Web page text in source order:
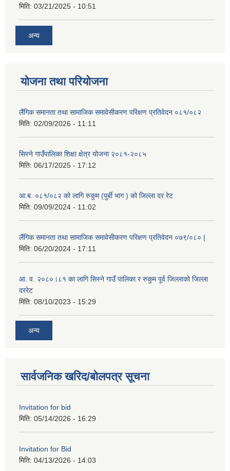
मिति: 03/21/2025 - 10:51
अन्य
योजना तथा परियोजना
लैंगिक समानता तथा सामाजिक समावेसीकरण परिक्षण प्रतिवेदन ०८१/०८२
मिति: 02/09/2026 - 11:11
सिस्ने गाउँपालिका शिक्षा क्षेत्र योजना २०८१-२०८५
मिति: 06/17/2025 - 17:12
आ.ब. ०८१/०८२ को लागि रुकुम (पुर्बी भाग ) को जिल्ला दर रेट
मिति: 09/09/2024 - 11:02
लैंगिक समानता तथा सामाजिक समावेसीकरण परिक्षण प्रतिवेदन ०७९/०८० |
मिति: 06/20/2024 - 17:11
आ. व. २०८०।८१ का लागि सिस्ने गाउँ पालिका र रुकुम पूर्व जिल्लाको जिल्ला
दररेट
मिति: 08/10/2023 - 15:29
अन्य
सार्वजनिक खरिद/बोलपत्र सूचना
Invitation for bid
मिति: 05/14/2026 - 16:29
Invitation for Bid
मिति: 04/13/2026 - 14:03